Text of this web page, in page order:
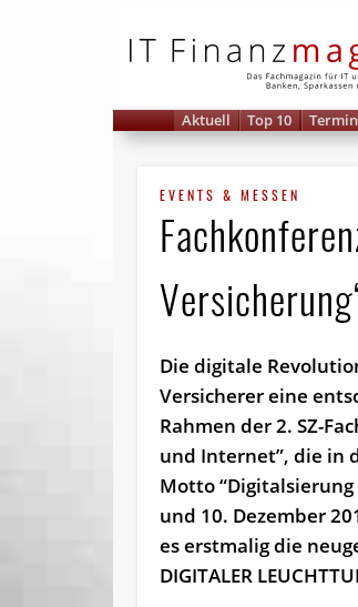
Aktuell Top 10
EVENTS & MESSEN
Die digitale
Versicherer eine
Rahmen der 2. SZ-
und Internet”, die in
Motto “Digitalsierung
und 10. Dezember
es erstmalig die
DIGITALER